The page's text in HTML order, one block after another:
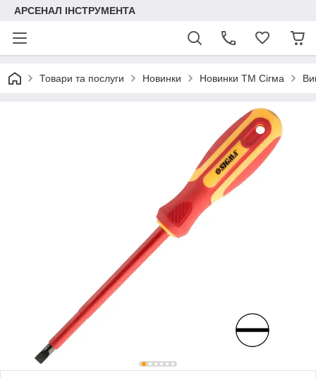
АРСЕНАЛ ІНСТРУМЕНТА
Товари та послуги Новинки Новинки ТМ Сігма